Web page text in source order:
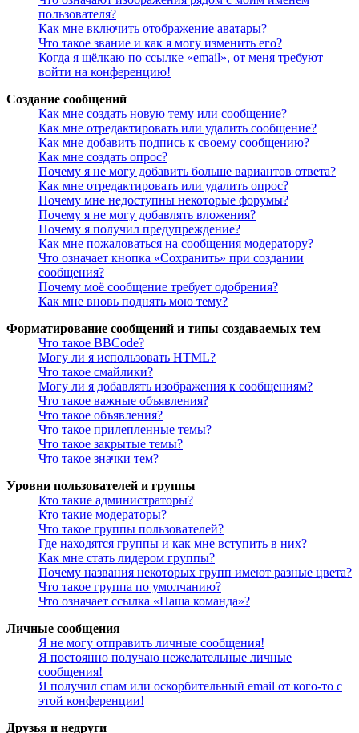
пользователя?
Как мне включить отображение аватары?
Что такое звание и как я могу изменить его?
Когда я щёлкаю по ссылке «email», от меня требуют
войти на конференцию!
Создание сообщений
Как мне создать новую тему или сообщение?
Как мне отредактировать или удалить сообщение?
Как мне добавить подпись к своему сообщению?
Как мне создать опрос?
Почему я не могу добавить больше вариантов ответа?
Как мне отредактировать или удалить опрос?
Почему мне недоступны некоторые форумы?
Почему я не могу добавлять вложения?
Почему я получил предупреждение?
Как мне пожаловаться на сообщения модератору?
Что означает кнопка «Сохранить» при создании
сообщения?
Почему моё сообщение требует одобрения?
Как мне вновь поднять мою тему?
Форматирование сообщений и типы создаваемых тем
Что такое BBCode?
Могу ли я использовать HTML?
Что такое смайлики?
Могу ли я добавлять изображения к сообщениям?
Что такое важные объявления?
Что такое объявления?
Что такое прилепленные темы?
Что такое закрытые темы?
Что такое значки тем?
Уровни пользователей и группы
Кто такие администраторы?
Кто такие модераторы?
Что такое группы пользователей?
Где находятся группы и как мне вступить в них?
Как мне стать лидером группы?
Почему названия некоторых групп имеют разные цвета?
Что такое группа по умолчанию?
Что означает ссылка «Наша команда»?
Личные сообщения
Я не могу отправить личные сообщения!
Я постоянно получаю нежелательные личные
сообщения!
Я получил спам или оскорбительный email от кого-то с
этой конференции!
Друзья и недруги